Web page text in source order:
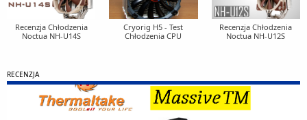
Recenzja Chłodzenia
Noctua NH-U14S
Cryorig H5 - Test
Chłodzenia CPU
Recenzja Chłodzenia
Noctua NH-U12S
RECENZJA